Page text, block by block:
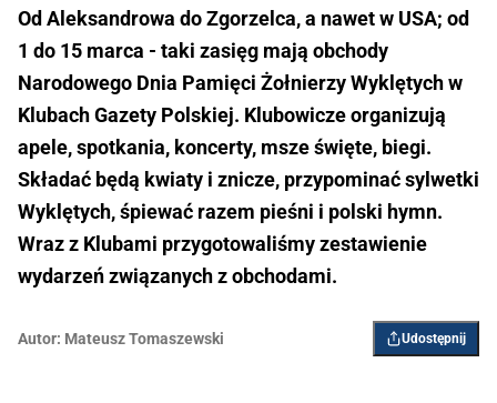
Od Aleksandrowa do Zgorzelca, a nawet w USA; od
1 do 15 marca - taki zasięg mają obchody
Narodowego Dnia Pamięci Żołnierzy Wyklętych w
Klubach Gazety Polskiej. Klubowicze organizują
apele, spotkania, koncerty, msze święte, biegi.
Składać będą kwiaty i znicze, przypominać sylwetki
Wyklętych, śpiewać razem pieśni i polski hymn.
Wraz z Klubami przygotowaliśmy zestawienie
wydarzeń związanych z obchodami.
Autor: Mateusz Tomaszewski Udostępnij